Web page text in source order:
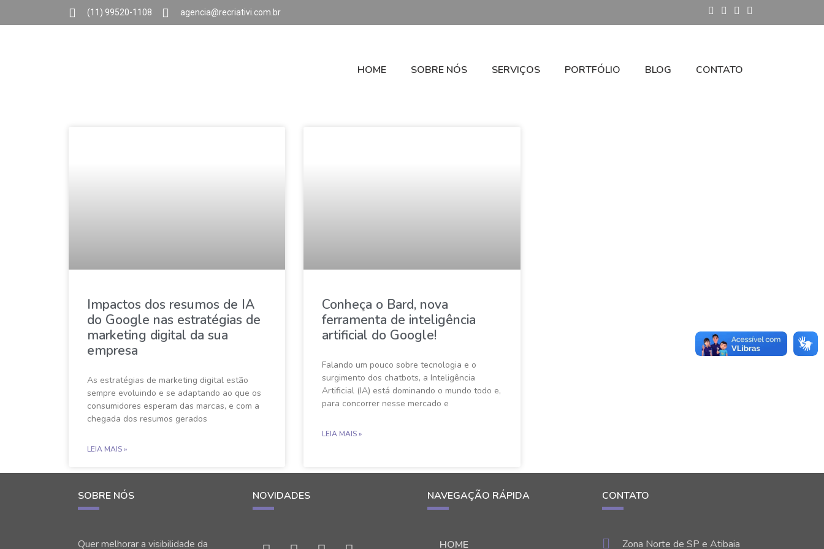
(11) 99520-1108 agencia@recriativi.com.br
HOME SOBRE NÓS SERVIÇOS PORTFÓLIO BLOG CONTATO
Impactos dos resumos de IA
do Google nas estratégias de
marketing digital da sua
empresa
As estratégias de marketing digital estão
sempre evoluindo e se adaptando ao que os
consumidores esperam das marcas, e com a
chegada dos resumos gerados
LEIA MAIS »
Conheça o Bard, nova
ferramenta de inteligência
artificial do Google!
Falando um pouco sobre tecnologia e o
surgimento dos chatbots, a Inteligência
Artificial (IA) está dominando o mundo todo e,
para concorrer nesse mercado e
LEIA MAIS »
SOBRE NÓS
Quer melhorar a visibilidade da
NOVIDADES NAVEGAÇÃO RÁPIDA
HOME
CONTATO
Zona Norte de SP e Atibaia